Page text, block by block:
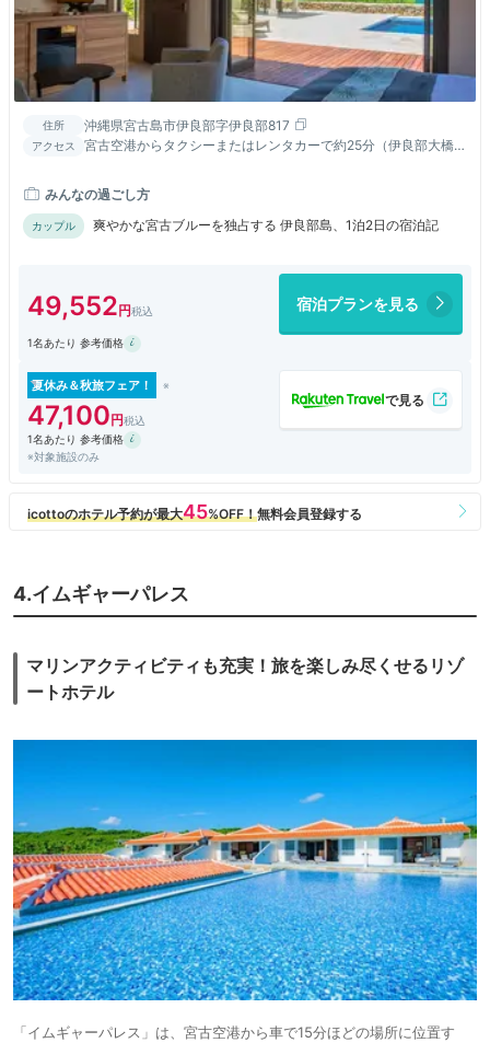
住所 沖縄県宮古島市伊良部字伊良部817
アクセス
宮古空港からタクシーまたはレンタカーで約25分（伊良部大橋経
みんなの過ごし方
カップル 爽やかな宮古ブルーを独占する 伊良部島、1泊2日の宿泊記
49,552 宿泊プランを見る
1名あたり 参考価格
夏休み＆秋旅フェア！
47,100
1名あたり 参考価格
※対象施設のみ
4.イムギャーパレス
マリンアクティビティも充実！旅を楽しみ尽くせるリゾ
ートホテル
「イムギャーパレス」は、宮古空港から車で15分ほどの場所に位置す